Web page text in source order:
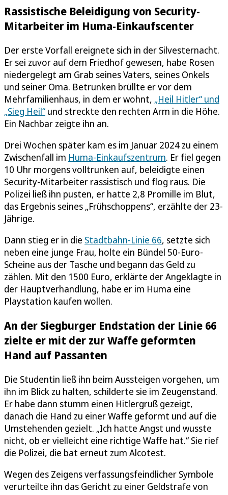
Rassistische Beleidigung von Security-
Mitarbeiter im Huma-Einkaufscenter
Der erste Vorfall ereignete sich in der Silvesternacht.
Er sei zuvor auf dem Friedhof gewesen, habe Rosen
niedergelegt am Grab seines Vaters, seines Onkels
und seiner Oma. Betrunken brüllte er vor dem
Mehrfamilienhaus, in dem er wohnt, „Heil Hitler“ und
„Sieg Heil“ und streckte den rechten Arm in die Höhe.
Ein Nachbar zeigte ihn an.
Drei Wochen später kam es im Januar 2024 zu einem
Zwischenfall im Huma-Einkaufszentrum. Er fiel gegen
10 Uhr morgens volltrunken auf, beleidigte einen
Security-Mitarbeiter rassistisch und flog raus. Die
Polizei ließ ihn pusten, er hatte 2,8 Promille im Blut,
das Ergebnis seines „Frühschoppens“, erzählte der 23-
Jährige.
Dann stieg er in die Stadtbahn-Linie 66, setzte sich
neben eine junge Frau, holte ein Bündel 50-Euro-
Scheine aus der Tasche und begann das Geld zu
zählen. Mit den 1500 Euro, erklärte der Angeklagte in
der Hauptverhandlung, habe er im Huma eine
Playstation kaufen wollen.
An der Siegburger Endstation der Linie 66
zielte er mit der zur Waffe geformten
Hand auf Passanten
Die Studentin ließ ihn beim Aussteigen vorgehen, um
ihn im Blick zu halten, schilderte sie im Zeugenstand.
Er habe dann stumm einen Hitlergruß gezeigt,
danach die Hand zu einer Waffe geformt und auf die
Umstehenden gezielt. „Ich hatte Angst und wusste
nicht, ob er vielleicht eine richtige Waffe hat.“ Sie rief
die Polizei, die bat erneut zum Alcotest.
Wegen des Zeigens verfassungsfeindlicher Symbole
verurteilte ihn das Gericht zu einer Geldstrafe von